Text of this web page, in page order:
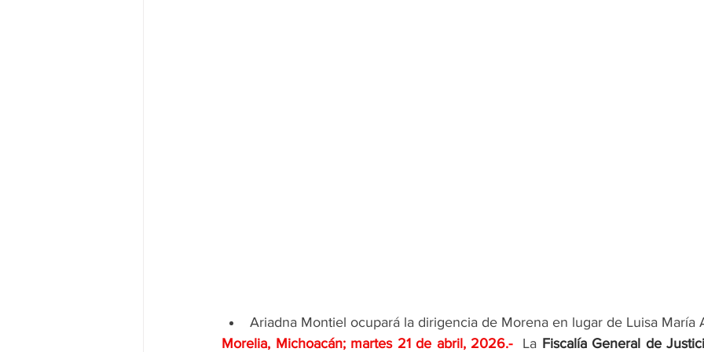
Ariadna Montiel ocupará la dirigencia de Morena en lugar de Luisa María
Morelia, Michoacán; martes 21 de abril, 2026.- La Fiscalía General de